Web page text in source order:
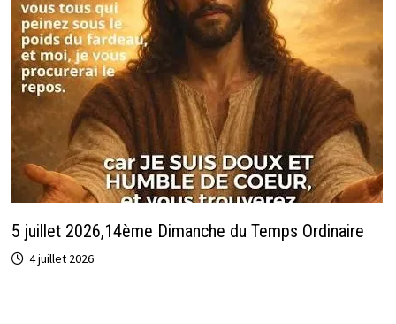
5 juillet 2026,14ème Dimanche du Temps Ordinaire
4 juillet 2026